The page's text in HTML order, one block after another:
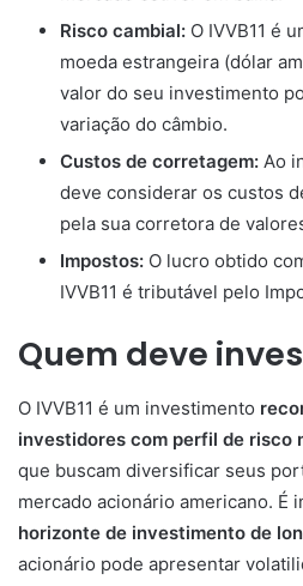
Risco cambial: O IVVB11 é
moeda estrangeira (dólar
valor do seu investimento
variação do câmbio.
Custos de corretagem: Ao
deve considerar os custos
pela sua corretora de
Impostos: O lucro obtido
IVVB11 é tributável pelo
Quem deve
O IVVB11 é um investimento
investidores com perfil de risco
que buscam diversificar seus
mercado acionário americano. É
horizonte de investimento de
acionário pode apresentar